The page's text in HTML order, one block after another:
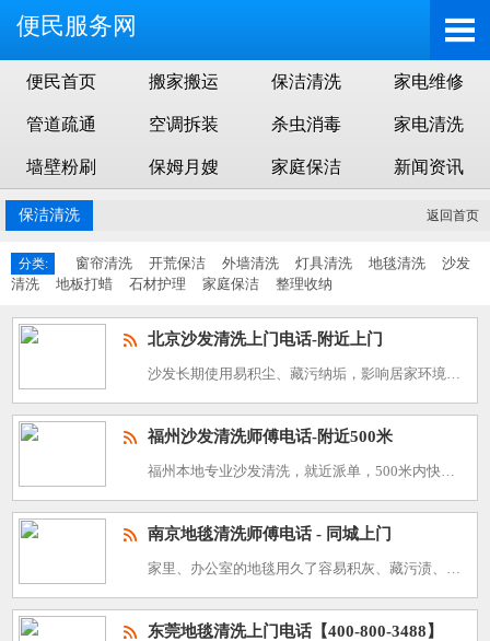
便民服务网
便民首页 搬家搬运 保洁清洗 家电维修
管道疏通 空调拆装 杀虫消毒 家电清洗
墙壁粉刷 保姆月嫂 家庭保洁 新闻资讯
保洁清洗 返回首页
分类: 窗帘清洗 开荒保洁 外墙清洗 灯具清洗 地毯清洗
沙发
清洗
地板打蜡 石材护理 家庭保洁 整理收纳
北京沙发清洗上门电话-附近上门
沙发长期使用易积尘、藏污纳垢，影响居家环境与健康，无需自行费力清洁，北京专业沙发清洗上门服务一键可达，就近派单、快速上门，高效解决沙发清洁难题，上门电话：400-800-3488。 公司简介
福州沙发清洗师傅电话-附近500米
福州本地专业沙发清洗，就近派单，500米内快速上门，师傅经验丰富、工具齐全，彻底清除沙发污渍、螨虫，还原洁净质感，收费透明合理，无需等待，咨询预约电话：400-800-3488。 公司简介--好
南京地毯清洗师傅电话 - 同城上门
家里、办公室的地毯用久了容易积灰、藏污渍、有异味，自己清理不干净还伤材质。南京本地专业地毯清洗团队，提供同城快速上门服务，设备齐全、手法规范，帮您把地毯深度清洁、除螨杀菌，还原干净清爽的生活与办公环境
东莞地毯清洗上门电话【400-800-3488】